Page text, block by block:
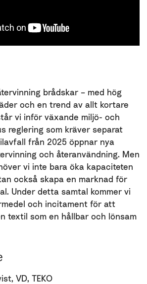
brådskar – med hög
och en trend av allt kortare
vi inför växande miljö- och
reglering som kräver separat
från 2025 öppnar nya
och återanvändning. Men
vi inte bara öka kapaciteten
också skapa en marknad för
Under detta samtal kommer vi
och incitament för att
textil som en hållbar och lönsam
VD, TEKO